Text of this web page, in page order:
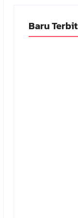
Baru Terbit